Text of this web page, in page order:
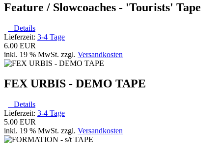
Feature / Slowcoaches - 'Tourists' Tape
Details
Lieferzeit: 3-4 Tage
6.00 EUR
inkl. 19 % MwSt. zzgl. Versandkosten
FEX URBIS - DEMO TAPE
Details
Lieferzeit: 3-4 Tage
5.00 EUR
inkl. 19 % MwSt. zzgl. Versandkosten